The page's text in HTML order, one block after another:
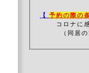
【 予約の際の
コロナに
（同居の方